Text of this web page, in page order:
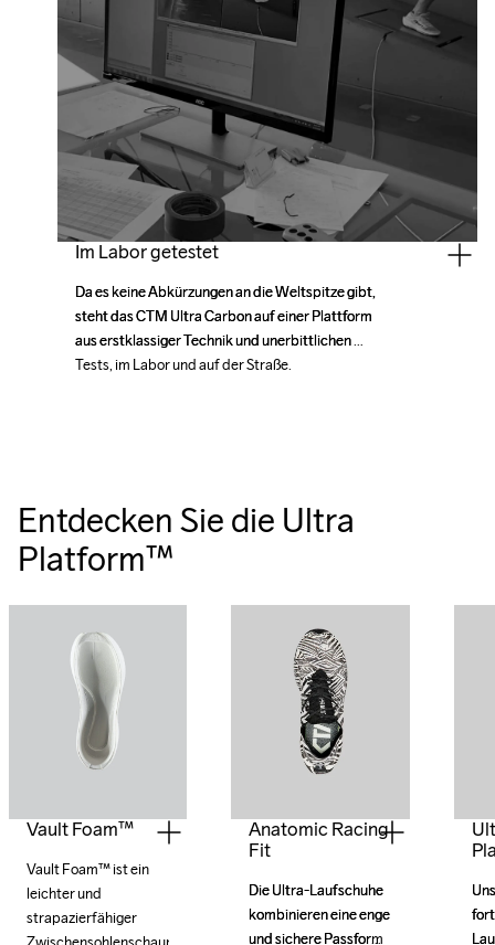
Im Labor getestet
Da es keine Abkürzungen an die Weltspitze gibt,
steht das CTM Ultra Carbon auf einer Plattform
aus erstklassiger Technik und unerbittlichen
Tests, im Labor und auf der Straße.
Da es keine Abkürzungen an die Weltspitze gibt,
steht das CTM Ultra Carbon auf einer Plattform
aus erstklassiger Technik und unerbittlichen
Tests, im Labor und auf der Straße.
Entdecken Sie die Ultra
Platform™
Vault Foam™
Vault Foam™ ist ein
leichter und
strapazierfähiger
Anatomic Racing
Fit
Die Ultra-Laufschuhe
kombinieren eine enge
und sichere Passform
Die Ultra-Laufschuhe
kombinieren eine enge
und sichere Passform